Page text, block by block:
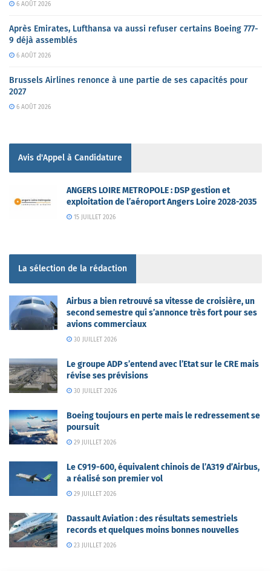
6 AOÛT 2026
Après Emirates, Lufthansa va aussi refuser certains Boeing 777-
9 déjà assemblés
6 AOÛT 2026
Brussels Airlines renonce à une partie de ses capacités pour
2027
6 AOÛT 2026
Avis d'Appel à Candidature
ANGERS LOIRE METROPOLE : DSP gestion et
exploitation de l’aéroport Angers Loire 2028-2035
15 JUILLET 2026
La sélection de la rédaction
Airbus a bien retrouvé sa vitesse de croisière, un
second semestre qui s’annonce très fort pour ses
avions commerciaux
30 JUILLET 2026
Le groupe ADP s’entend avec l’Etat sur le CRE mais
révise ses prévisions
30 JUILLET 2026
Boeing toujours en perte mais le redressement se
poursuit
29 JUILLET 2026
Le C919-600, équivalent chinois de l’A319 d’Airbus,
a réalisé son premier vol
29 JUILLET 2026
Dassault Aviation : des résultats semestriels
records et quelques moins bonnes nouvelles
23 JUILLET 2026